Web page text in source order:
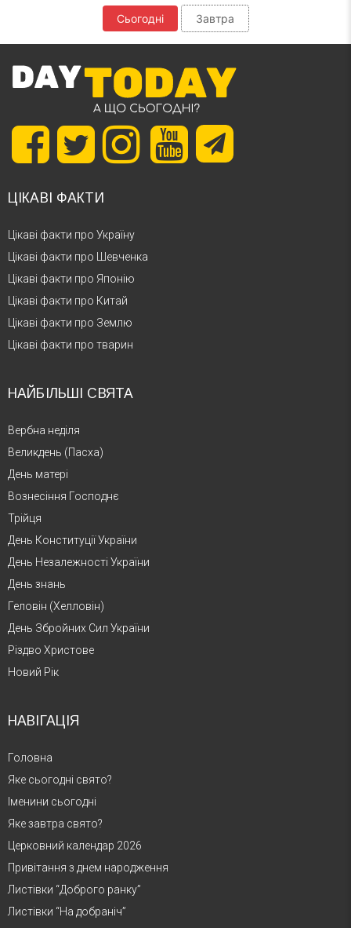
Сьогодні Завтра
ЦІКАВІ ФАКТИ
Цікаві факти про Україну
Цікаві факти про Шевченка
Цікаві факти про Японію
Цікаві факти про Китай
Цікаві факти про Землю
Цікаві факти про тварин
НАЙБІЛЬШІ СВЯТА
Вербна неділя
Великдень (Пасха)
День матері
Вознесіння Господнє
Трійця
День Конституції України
День Незалежності України
День знань
Геловін (Хелловін)
День Збройних Сил України
Різдво Христове
Новий Рік
НАВІГАЦІЯ
Головна
Яке сьогодні свято?
Іменини сьогодні
Яке завтра свято?
Церковний календар 2026
Привітання з днем народження
Листівки “Доброго ранку”
Листівки “На добраніч”